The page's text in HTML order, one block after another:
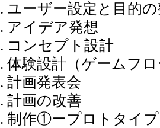
ユーザー設定と目的
アイデア発想
コンセプト設計
体験設計（ゲームフ
計画発表会
計画の改善
制作①ープロトタイ